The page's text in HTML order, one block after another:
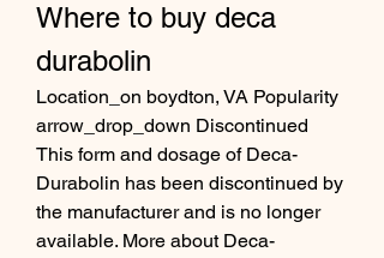
Where to buy deca
durabolin
Location_on boydton, VA Popularity
arrow_drop_down Discontinued
This form and dosage of Deca-
Durabolin has been discontinued by
the manufacturer and is no longer
available. More about Deca-